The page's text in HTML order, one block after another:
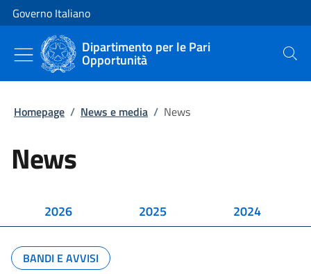
Vai al contenuto
Vai alla navigazione del sito
Governo Italiano
Dipartimento per le Pari
Opportunità Cerca
Homepage / News e media / News
News
2026 2025 2024
BANDI E AVVISI